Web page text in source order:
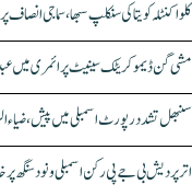
کلواکنٹلہ کویتا کی سنکلپ سبھا، سماجی انصاف
مشی گن ڈیموکریٹک سینیٹ پرائمری میں
سنبھل تشدد رپورٹ اسمبلی میں پیش، ضیاء
اتر پردیش بی جے پی رکن اسمبلی ونود سنگھ